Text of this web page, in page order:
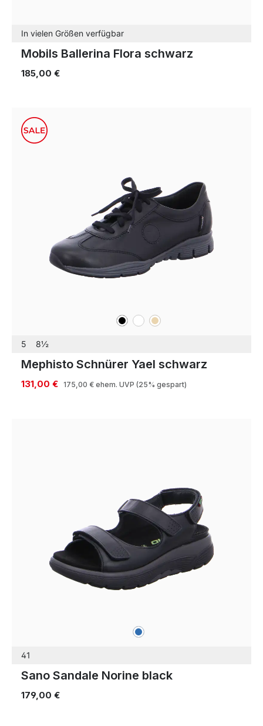
In vielen Größen verfügbar
Mobils Ballerina Flora schwarz
185,00 €
schwarz
weißbeige
5 8½
Mephisto Schnürer Yael schwarz
131,00 € 175,00 € ehem. UVP (25% gespart)
blau
41
Sano Sandale Norine black
179,00 €